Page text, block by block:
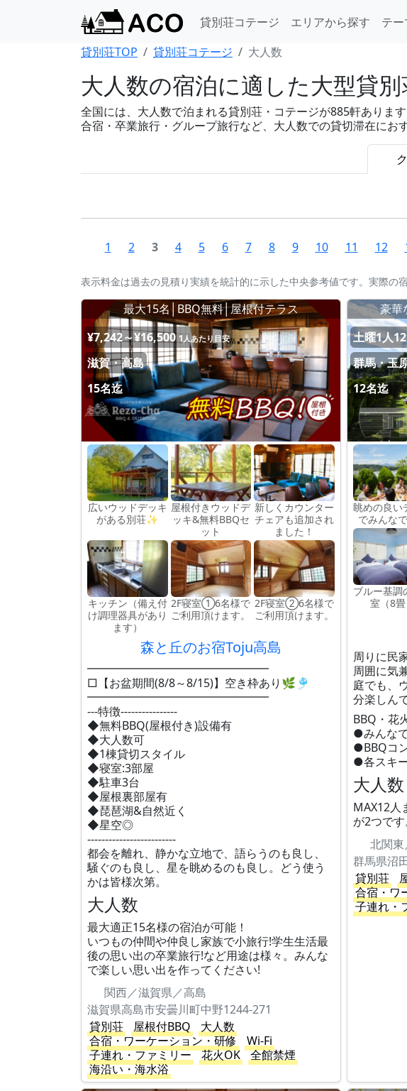
貸別荘コテージ エリアから探す テ
貸別荘TOP
貸別荘コテージ 大人数
大人数の宿泊に適した大型貸
全国には、大人数で泊まれる貸別荘・コテージが885軒ありま
合宿・卒業旅行・グループ旅行など、大人数での貸切滞在におす
1 2 3 4 5 6 7 8 9 10 11 12
表示料金は過去の見積り実績を統計的に示した中央参考値です。実際の
最大15名│BBQ無料│屋根付テラス
¥7,242～¥16,500 1人あたり目安
滋賀・高島
15名迄
広いウッドデッキ
がある別荘✨
屋根付きウッドデ
ッキ&無料BBQセ
ット
新しくカウンター
チェアも追加され
ました！
キッチン（備え付
け調理器具があり
ます）
2F寝室①6名様で
ご利用頂けます。
2F寝室②6名様で
ご利用頂けます。
森と丘のお宿Toju高島
━━━━━━━━━━━━━━━━
□【お盆期間(8/8～8/15)】空き枠あり🌿🎐
━━━━━━━━━━━━━━━━
---特徴----------------
◆無料BBQ(屋根付き)設備有
◆大人数可
◆1棟貸切スタイル
◆寝室:3部屋
◆駐車3台
◆屋根裏部屋有
◆琵琶湖&自然近く
◆星空◎
-------------------------
都会を離れ、静かな立地で、語らうのも良し、
騒ぐのも良し、星を眺めるのも良し。どう使う
かは皆様次第。
大人数
最大適正15名様の宿泊が可能！
いつもの仲間や仲良し家族で小旅行!学生生活最
後の思い出の卒業旅行!など用途は様々。みんな
で楽しい思い出を作ってください!
関西／滋賀県／高島
滋賀県高島市安曇川町中野1244-271
貸別荘
屋根付BBQ
大人数
合宿・ワーケーション・研修
Wi-Fi
子連れ・ファミリー
花火OK
全館禁煙
海沿い・海水浴
豪華
土曜1人
群馬・玉
12名迄
眺めの良い
でみんな
ブルー基調
室（8畳
周りに民
周囲に気
庭でも、
分楽しん
BBQ・花
●みんな
●BBQコ
●各スキ
大人数
MAX12人
が2つで
北関
群馬県沼
貸別荘
合宿・ワ
子連れ・